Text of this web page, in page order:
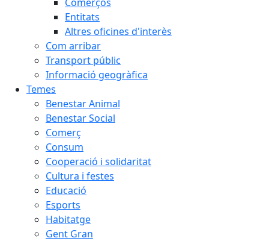
Entitats
Altres oficines d'interès
Com arribar
Transport públic
Informació geogràfica
Temes
Benestar Animal
Benestar Social
Comerç
Consum
Cooperació i solidaritat
Cultura i festes
Educació
Esports
Habitatge
Gent Gran